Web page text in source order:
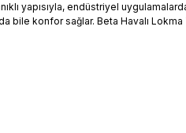
yapısıyla, endüstriyel
bile konfor sağlar. Beta Havalı Lokma